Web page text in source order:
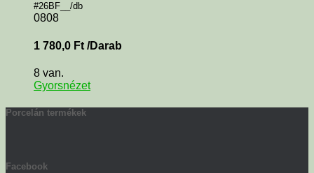
#26BF__/db
0808
1 780,0 Ft /Darab
8 van.
Gyorsnézet
Porcelán termékek
Facebook